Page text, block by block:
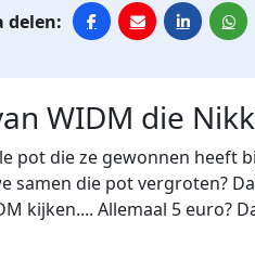
WIDM die
pot die ze gewonnen heeft
samen die pot vergroten?
kijken.... Allemaal 5 euro?